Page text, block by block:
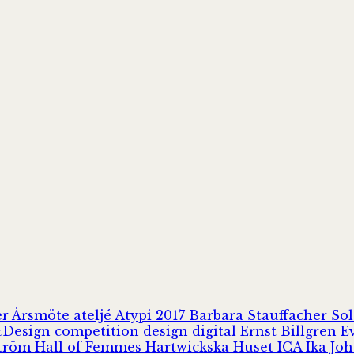
Årsmöte ateljé Atypi 2017 Barbara Stauffacher
competition design digital Ernst Billgren
Hall of Femmes Hartwickska Huset ICA Ika